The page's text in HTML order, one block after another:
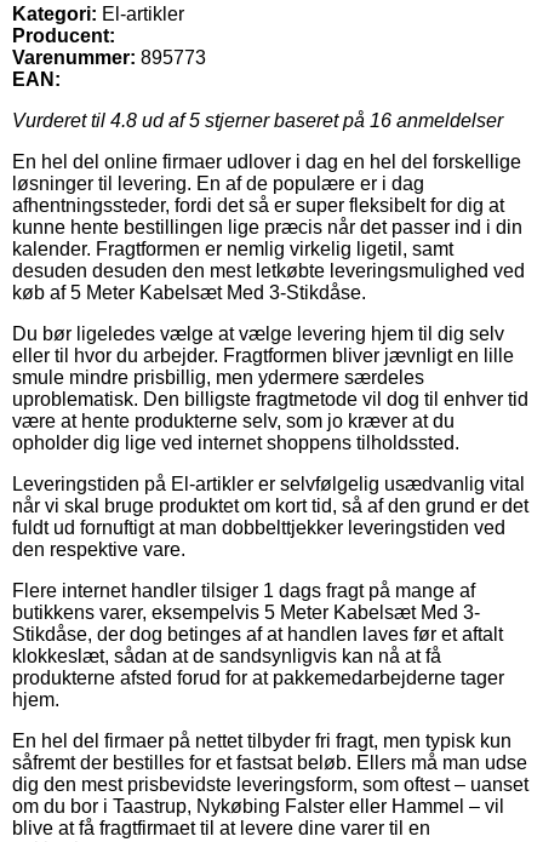
Kategori: El-artikler
Producent:
Varenummer: 895773
EAN:
Vurderet til 4.8 ud af 5 stjerner baseret på 16 anmeldelser
En hel del online firmaer udlover i dag en hel del forskellige
løsninger til levering. En af de populære er i dag
afhentningssteder, fordi det så er super fleksibelt for dig at
kunne hente bestillingen lige præcis når det passer ind i din
kalender. Fragtformen er nemlig virkelig ligetil, samt
desuden desuden den mest letkøbte leveringsmulighed ved
køb af 5 Meter Kabelsæt Med 3-Stikdåse.
Du bør ligeledes vælge at vælge levering hjem til dig selv
eller til hvor du arbejder. Fragtformen bliver jævnligt en lille
smule mindre prisbillig, men ydermere særdeles
uproblematisk. Den billigste fragtmetode vil dog til enhver tid
være at hente produkterne selv, som jo kræver at du
opholder dig lige ved internet shoppens tilholdssted.
Leveringstiden på El-artikler er selvfølgelig usædvanlig vital
når vi skal bruge produktet om kort tid, så af den grund er det
fuldt ud fornuftigt at man dobbelttjekker leveringstiden ved
den respektive vare.
Flere internet handler tilsiger 1 dags fragt på mange af
butikkens varer, eksempelvis 5 Meter Kabelsæt Med 3-
Stikdåse, der dog betinges af at handlen laves før et aftalt
klokkeslæt, sådan at de sandsynligvis kan nå at få
produkterne afsted forud for at pakkemedarbejderne tager
hjem.
En hel del firmaer på nettet tilbyder fri fragt, men typisk kun
såfremt der bestilles for et fastsat beløb. Ellers må man udse
dig den mest prisbevidste leveringsform, som oftest – uanset
om du bor i Taastrup, Nykøbing Falster eller Hammel – vil
blive at få fragtfirmaet til at levere dine varer til en